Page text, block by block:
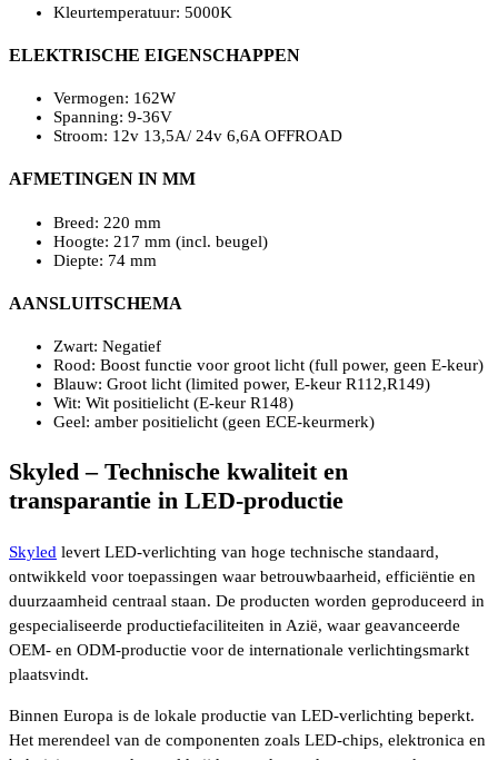
Kleurtemperatuur: 5000K
ELEKTRISCHE EIGENSCHAPPEN
Vermogen: 162W
Spanning: 9-36V
Stroom: 12v 13,5A/ 24v 6,6A OFFROAD
AFMETINGEN IN MM
Breed: 220 mm
Hoogte: 217 mm (incl. beugel)
Diepte: 74 mm
AANSLUITSCHEMA
Zwart: Negatief
Rood: Boost functie voor groot licht (full power, geen E-keur)
Blauw: Groot licht (limited power, E-keur R112,R149)
Wit: Wit positielicht (E-keur R148)
Geel: amber positielicht (geen ECE-keurmerk)
Skyled – Technische kwaliteit en
transparantie in LED-productie
Skyled levert LED-verlichting van hoge technische standaard,
ontwikkeld voor toepassingen waar betrouwbaarheid, efficiëntie en
duurzaamheid centraal staan. De producten worden geproduceerd in
gespecialiseerde productiefaciliteiten in Azië, waar geavanceerde
OEM- en ODM-productie voor de internationale verlichtingsmarkt
plaatsvindt.
Binnen Europa is de lokale productie van LED-verlichting beperkt.
Het merendeel van de componenten zoals LED-chips, elektronica en